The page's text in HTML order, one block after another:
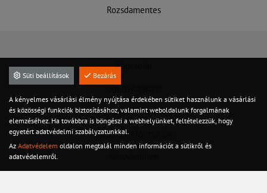
Rozsdamentes
Kapcsolat
Felhasználási feltételek
Hasznos információk
Süti beállítások Bezárás
A kényelmes vásárlási élmény nyújtása érdekében sütiket használunk a vásárlási
és közösségi funkciók biztosításához, valamint weboldalunk forgalmának
elemzéséhez. Ha továbbra is böngészi a webhelyünket, feltételezzük, hogy
egyetért adatvédelmi szabályzatunkkal.
Az Adatvédelem oldalon megtalál minden információt a sütikről és
adatvédelemről.